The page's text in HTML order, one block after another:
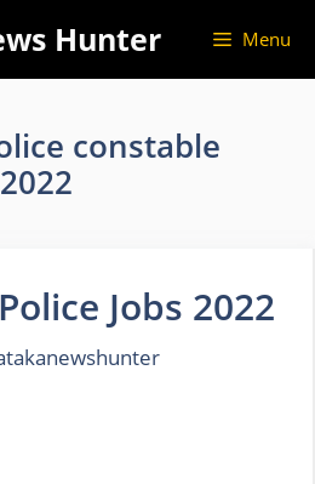
Hunter Menu
constable
Jobs 2022